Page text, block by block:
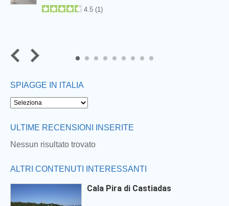
4.5 (1)
8
SPIAGGE IN ITALIA
ULTIME RECENSIONI INSERITE
Nessun risultato trovato
ALTRI CONTENUTI INTERESSANTI
Cala Pira di Castiadas